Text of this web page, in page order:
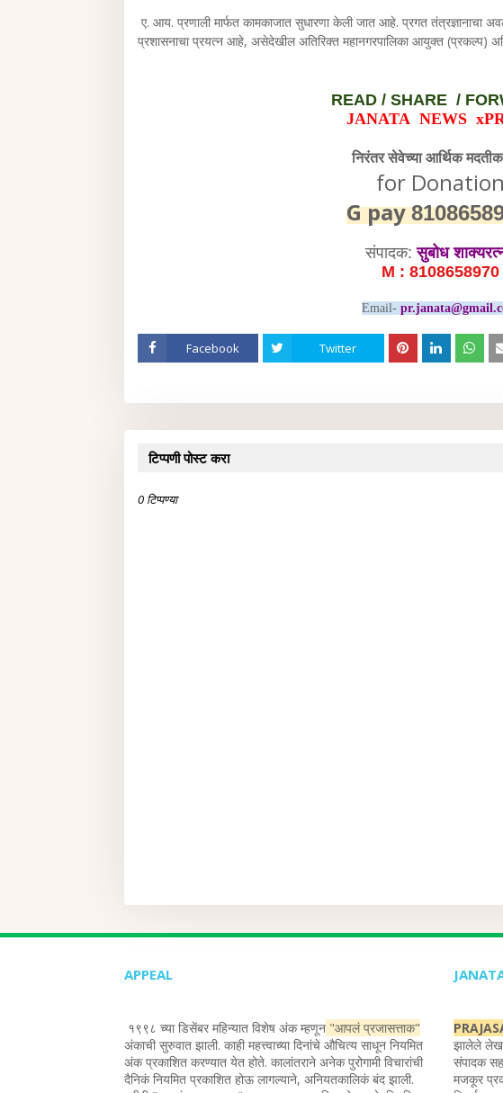
ए. आय. प्रणाली मार्फत कामकाजात सुधारणा केली जात आहे. प्रगत तंत्रज्ञानाचा
प्रशासनाचा प्रयत्न आहे, असेदेखील अतिरिक्त महानगरपालिका आयुक्त (प्रकल्प)
READ / SHARE /
JANATA NEWS
निरंतर सेवेच्या आर्थिक
for Donation
G pay
संपादक:सुबोध
M : 8108658970
Email-
Facebook Twitter
टिप्पणी पोस्ट करा
0 टिप्पण्या
APPEAL
१९९८ च्या डिसेंबर महिन्यात विशेष अंक म्हणून "आपलं प्रजासत्ताक"
अंकाची सुरुवात झाली. काही महत्त्वाच्या दिनांचे औचित्य साधून नियमित
अंक प्रकाशित करण्यात येत होते. कालांतराने अनेक पुरोगामी विचारांची
दैनिकं नियमित प्रकाशित होऊ लागल्याने, अनियतकालिकं बंद झाली.
झालेले लेख,
संपादक
मजकूर